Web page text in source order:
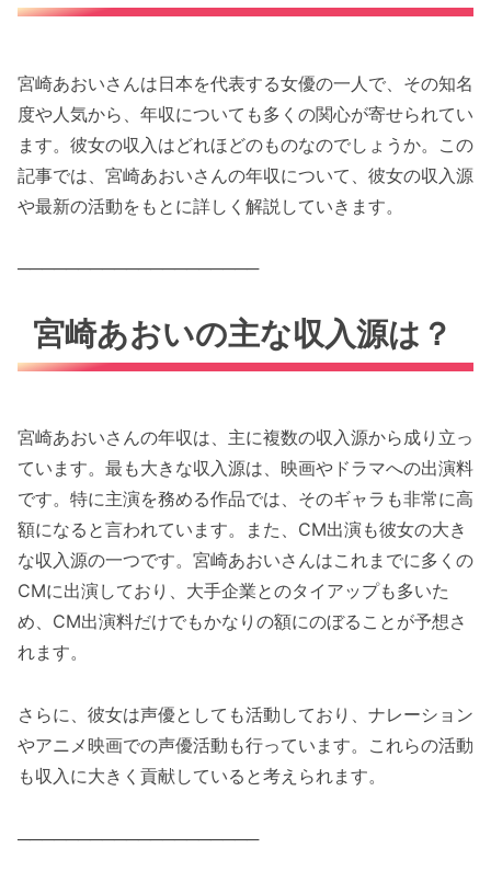
宮崎あおいさんは日本を代表する女優の一人で、その知名
度や人気から、年収についても多くの関心が寄せられてい
ます。彼女の収入はどれほどのものなのでしょうか。この
記事では、宮崎あおいさんの年収について、彼女の収入源
や最新の活動をもとに詳しく解説していきます。
────────────────────
宮崎あおいの主な収入源は？
宮崎あおいさんの年収は、主に複数の収入源から成り立っ
ています。最も大きな収入源は、映画やドラマへの出演料
です。特に主演を務める作品では、そのギャラも非常に高
額になると言われています。また、CM出演も彼女の大き
な収入源の一つです。宮崎あおいさんはこれまでに多くの
CMに出演しており、大手企業とのタイアップも多いた
め、CM出演料だけでもかなりの額にのぼることが予想さ
れます。
さらに、彼女は声優としても活動しており、ナレーション
やアニメ映画での声優活動も行っています。これらの活動
も収入に大きく貢献していると考えられます。
────────────────────